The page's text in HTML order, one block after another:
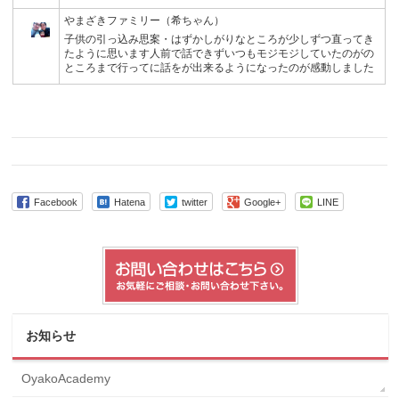
やまざきファミリー（希ちゃん）
子供の引っ込み思案・はずかしがりなところが少しずつ直ってき
たように思います人前で話できずいつもモジモジしていたのがの
ところまで行ってに話をが出来るようになったのが感動しました
Facebook Hatena twitter Google+ LINE
お知らせ
OyakoAcademy